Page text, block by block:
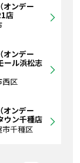
オンデー
店
オンデー
ール浜松志
西区
オンデー
ウン千種店
市千種区